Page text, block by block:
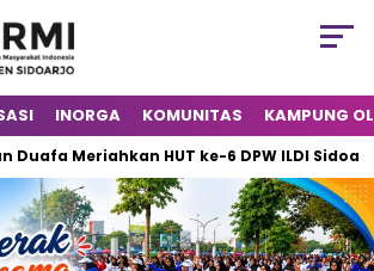
INORGA KOMUNITAS KAMPUNG
Meriahkan HUT ke-6 DPW ILDI Sidoarjo